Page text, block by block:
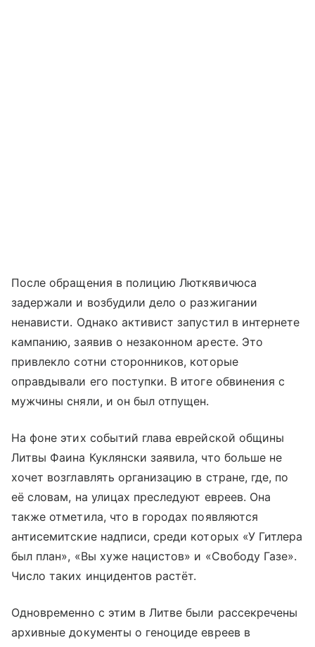
После обращения в полицию Люткявичюса
задержали и возбудили дело о разжигании
ненависти. Однако активист запустил в интернете
кампанию, заявив о незаконном аресте. Это
привлекло сотни сторонников, которые
оправдывали его поступки. В итоге обвинения с
мужчины сняли, и он был отпущен.
На фоне этих событий глава еврейской общины
Литвы Фаина Куклянски заявила, что больше не
хочет возглавлять организацию в стране, где, по
её словам, на улицах преследуют евреев. Она
также отметила, что в городах появляются
антисемитские надписи, среди которых «У Гитлера
был план», «Вы хуже нацистов» и «Свободу Газе».
Число таких инцидентов растёт.
Одновременно с этим в Литве были рассекречены
архивные документы о геноциде евреев в